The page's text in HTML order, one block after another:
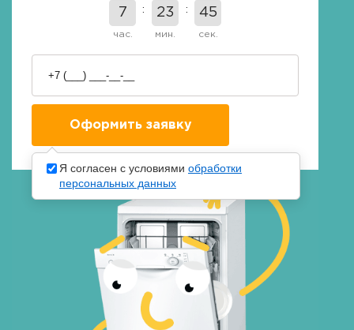
7
час.
23
мин.
44
сек.
Я согласен с условиями обработки
персональных данных